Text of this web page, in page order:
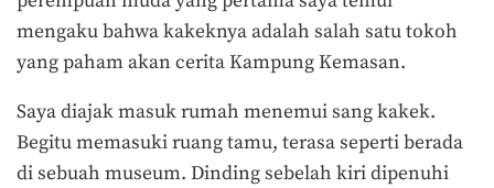
mengaku bahwa kakeknya adalah salah satu tokoh
yang paham akan cerita Kampung Kemasan.
Saya diajak masuk rumah menemui sang kakek.
Begitu memasuki ruang tamu, terasa seperti berada
di sebuah museum. Dinding sebelah kiri dipenuhi